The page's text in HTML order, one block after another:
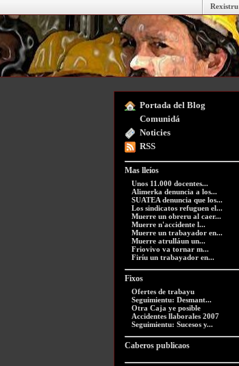
Rexistru
Portada del Blog
Comunidá
Noticies
RSS
Mas lleíos
Unos 11.000 docentes...
Alimerka denuncia a los...
SUATEA denuncia que los...
Los sindicatos refuguen el...
Muerre un obreru al caer...
Muerre n'accidente l...
Muerre un trabayador en...
Muerre atrulláun un...
Friovivo va tornar m...
Firíu un trabayador en...
Fixos
Ofertes de trabayu
Seguimientu: Desmant...
Otra Caja ye posible
Accidentes llaborales 2007
Seguimientu: Sucesos y...
Caberos publicaos